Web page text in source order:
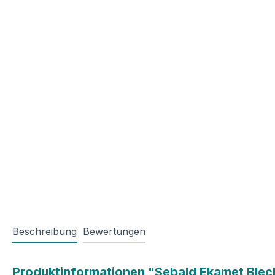
Beschreibung Bewertungen
Produktinformationen "Sebald Ekamet